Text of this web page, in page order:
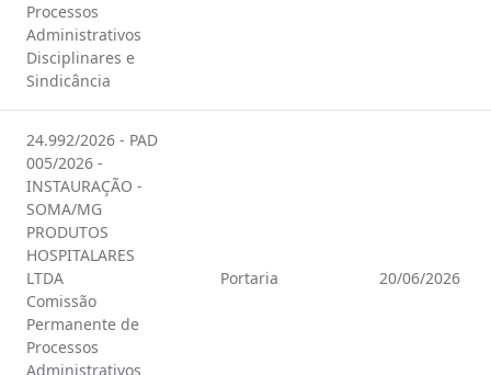
Processos
Administrativos
Disciplinares e
Sindicância
24.992/2026 - PAD
005/2026 -
INSTAURAÇÃO -
SOMA/MG
PRODUTOS
HOSPITALARES
LTDA
Comissão
Permanente de
Processos
Administrativos
Portaria 20/06/2026